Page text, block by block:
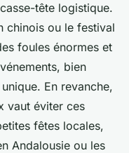
tête logistique.
chinois ou le festival
foules énormes et
bien
En revanche,
vaut éviter ces
fêtes locales,
Andalousie ou les